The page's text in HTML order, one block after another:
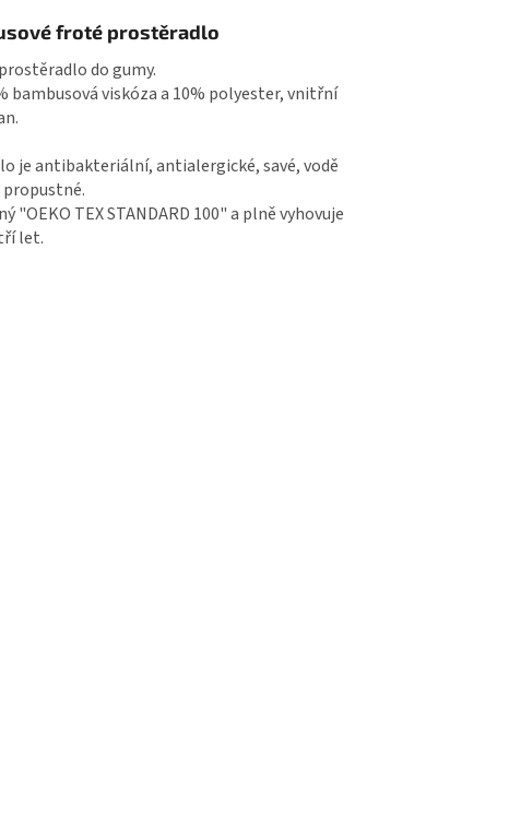
froté prostěradlo
do gumy.
bambusová viskóza a 10% polyester, vnitřní
je antibakteriální, antialergické, savé, vodě
"OEKO TEX STANDARD 100" a plně vyhovuje
let.